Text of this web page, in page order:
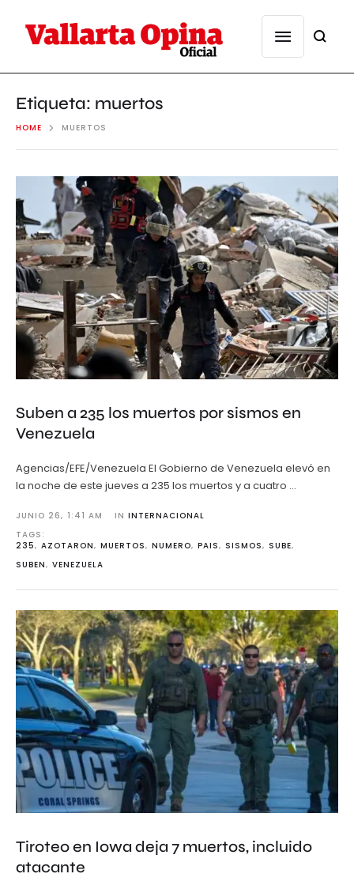
Etiqueta: muertos
HOME MUERTOS
Suben a 235 los muertos por sismos en
Venezuela
Agencias/EFE/Venezuela El Gobierno de Venezuela elevó en
la noche de este jueves a 235 los muertos y a cuatro …
JUNIO 26, 1:41 AM IN INTERNACIONAL
TAGS:
235, AZOTARON, MUERTOS, NUMERO, PAIS, SISMOS, SUBE,
SUBEN, VENEZUELA
Tiroteo en Iowa deja 7 muertos, incluido
atacante